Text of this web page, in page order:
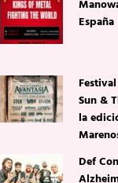
España
Sun &
la
Def